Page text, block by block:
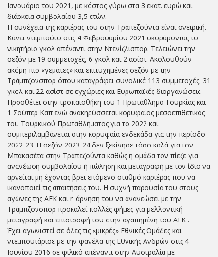
Ιανουάριο του 2021, με κόστος γύρω στα 3 εκατ. ευρώ και
διάρκεια συμβολαίου 3,5 ετών.
Η συνέχεια της καριέρας του στην Τραπεζούντα είναι ονειρική.
Κάνει ντεμπούτο στις 4 Φεβρουαρίου 2021 σκοράροντας το
νικητήριο γκολ απέναντι στην Ντενίζλισπορ. Τελειώνει την
σεζόν με 19 συμμετοχές, 6 γκολ και 2 ασίστ. Ακολουθούν
ακόμη πιο «γεμάτες» και επιτυχημένες σεζόν με την
Τράμπζονσπορ όπου καταγράφει συνολικά 113 συμμετοχές, 31
γκολ και 22 ασίστ σε εγχώριες και Ευρωπαϊκές διοργανώσεις.
Προσθέτει στην τροπαιοθήκη του 1 Πρωτάθλημα Τουρκίας και
1 Σούπερ Καπ ενώ ανακηρύσσεται κορυφαίος μεσοεπιθετικός
του Τουρκικού Πρωταθλήματος για το 2022 και
συμπεριλαμβάνεται στην κορυφαία ενδεκάδα για την περίοδο
2022-23. Η σεζόν 2023-24 δεν ξεκίνησε τόσο καλά για τον
Μπακασέτα στην Τραπεζούντα καθώς η ομάδα τον πίεζε για
ανανέωση συμβολαίου ή πώληση και μεταγραφή με τον ίδιο να
αρνείται μη έχοντας βρει επόμενο σταθμό καριέρας που να
ικανοποιεί τις απαιτήσεις του. Η συχνή παρουσία του στους
αγώνες της ΑΕΚ και η άρνηση του να ανανεώσει με την
Τράμπζονσπορ προκαλεί πολλές φήμες για μελλοντική
μεταγραφή και επιστροφή του στην αγαπημένη του ΑΕΚ .
Έχει αγωνιστεί σε όλες τις «μικρές» Εθνικές Ομάδες και
ντεμπουτάρισε με την φανέλα της Εθνικής Ανδρών στις 4
Ιουνίου 2016 σε φιλικό απέναντι στην Αυστραλία με